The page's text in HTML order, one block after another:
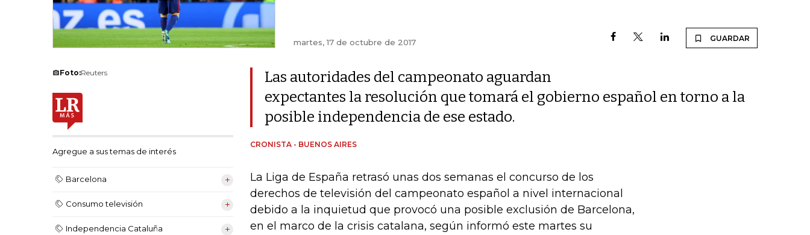
martes, 17 de octubre de 2017 GUARDAR
Foto:Reuters
Agregue a sus temas de interés
Barcelona
Consumo televisión
Independencia Cataluña
Las autoridades del campeonato aguardan
expectantes la resolución que tomará el gobierno español en torno a la
posible independencia de ese estado.
CRONISTA - BUENOS AIRES
La Liga de España retrasó unas dos semanas el concurso de los
derechos de televisión del campeonato español a nivel internacional
debido a la inquietud que provocó una posible exclusión de Barcelona,
en el marco de la crisis catalana, según informó este martes su